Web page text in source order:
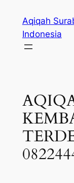
content
Aqiqah
Indonesia